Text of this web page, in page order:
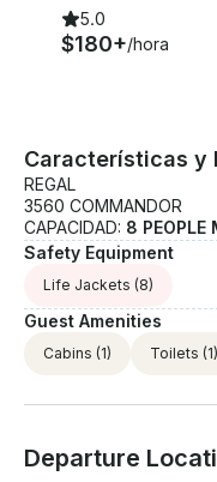
5.0
$180+/hora
Características y
REGAL
3560 COMMANDOR
CAPACIDAD: 8 PEOPLE
Safety Equipment
Life Jackets (8)
Guest Amenities
Cabins (1) Toilets (1)
Departure